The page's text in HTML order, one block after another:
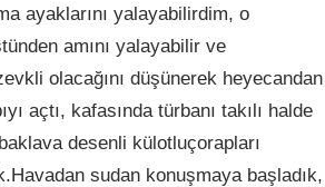
ayaklarını yalayabilirdim, o
amını yalayabilir ve
olacağını düşünerek heyecandan
açtı, kafasında türbanı takılı halde
desenli külotluçorapları
sudan konuşmaya başladık,